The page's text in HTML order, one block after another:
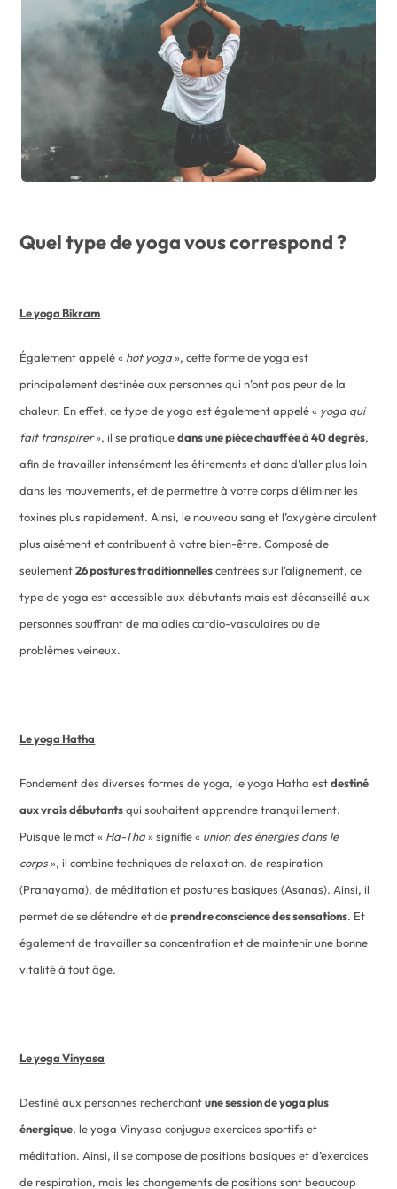
Quel type de yoga vous correspond ?
Le yoga Bikram
Également appelé « hot yoga», cette forme de yoga est
principalement destinée aux personnes qui n’ont pas peur de la
chaleur. En effet, ce type de yoga est également appelé « yoga qui
fait transpirer», il se pratiquedans une pièce chauffée à 40 degrés,
afin de travailler intensément les étirements et donc d’aller plus loin
dans les mouvements, et de permettre à votre corps d’éliminer les
toxines plus rapidement. Ainsi, le nouveau sang et l’oxygène circulent
plus aisément et contribuent à votre bien-être. Composé de
seulement26 postures traditionnellescentrées sur l’alignement, ce
type de yoga est accessible aux débutants mais est déconseillé aux
personnes souffrant de maladies cardio-vasculaires ou de
problèmes veineux.
Le yoga Hatha
Fondement des diverses formes de yoga, le yoga Hatha estdestiné
aux vrais débutantsqui souhaitent apprendre tranquillement.
Puisque le mot « Ha-Tha» signifie « union des énergies dans le
corps», il combine techniques de relaxation, de respiration
(Pranayama), de méditation et postures basiques (Asanas). Ainsi, il
permet de se détendre et deprendre conscience des sensations. Et
également de travailler sa concentration et de maintenir une bonne
vitalité à tout âge.
Le yoga Vinyasa
Destiné aux personnes recherchantune session de yoga plus
énergique, le yoga Vinyasa conjugue exercices sportifs et
méditation. Ainsi, il se compose de positions basiques et d’exercices
de respiration, mais les changements de positions sont beaucoup